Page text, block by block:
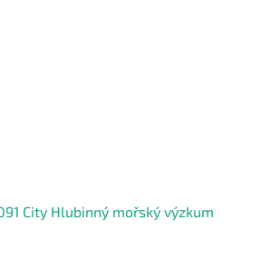
City Hlubinný mořský výzkum